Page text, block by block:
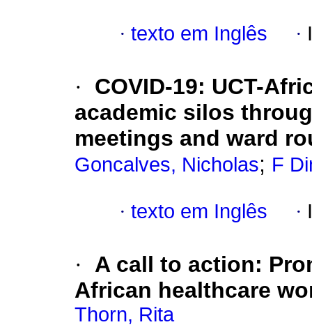
· texto em Inglês ·
·
COVID-19: UCT-
academic silos
meetings and ward
Goncalves, Nicholas; F
· texto em Inglês ·
·
A call to action:
African healthcare
Thorn, Rita